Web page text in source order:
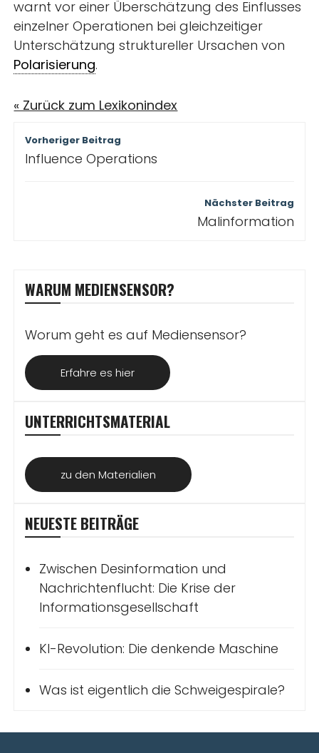
warnt vor einer Überschätzung des Einflusses
einzelner Operationen bei gleichzeitiger
Unterschätzung struktureller Ursachen von
Polarisierung.
« Zurück zum Lexikonindex
Beitragsnavigation
Vorheriger Beitrag
Influence Operations
Nächster Beitrag
Malinformation
WARUM MEDIENSENSOR?
Worum geht es auf Mediensensor?
Erfahre es hier
UNTERRICHTSMATERIAL
zu den Materialien
NEUESTE BEITRÄGE
Zwischen Desinformation und
Nachrichtenflucht: Die Krise der
Informationsgesellschaft
KI-Revolution: Die denkende Maschine
Was ist eigentlich die Schweigespirale?